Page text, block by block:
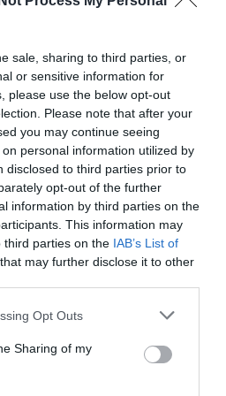
sale, sharing to third parties, or
or sensitive information for
please use the below opt-out
Please note that after your
you may continue seeing
personal information utilized by
disclosed to third parties prior to
opt-out of the further
information by third parties on the
This information may
third parties on the IAB’s List of
that may further disclose it to other
Opt Outs
Sharing of my
5
6
du point 7
7
11